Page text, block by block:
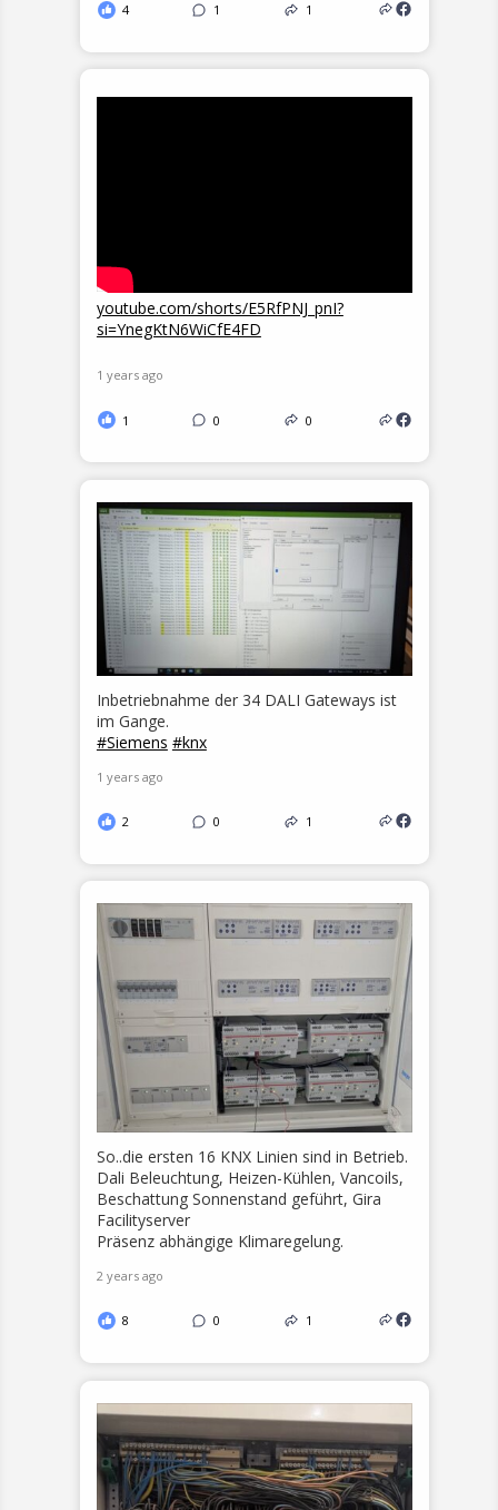
4 1 1
youtube.com/shorts/E5RfPNJ_pnI?
si=YnegKtN6WiCfE4FD
1 years ago
1 0 0
Inbetriebnahme der 34 DALI Gateways ist
im Gange.
#Siemens #knx
1 years ago
2 0 1
So..die ersten 16 KNX Linien sind in Betrieb.
Dali Beleuchtung, Heizen-Kühlen, Vancoils,
Beschattung Sonnenstand geführt, Gira
Facilityserver
Präsenz abhängige Klimaregelung.
2 years ago
8 0 1